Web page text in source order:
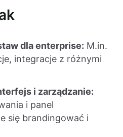
dla enterprise: M.in.
integracje z różnymi
i zarządzanie:
i panel
się brandingować i